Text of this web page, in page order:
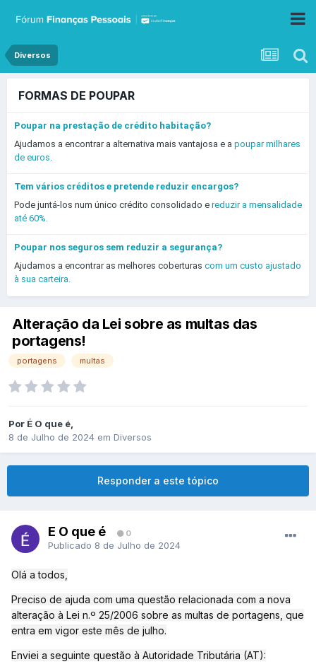
Diversos
FORMAS DE POUPAR
Poupar na prestação de crédito habitação?
Ajudamos a encontrar a alternativa mais vantajosa e a poupar milhares
de euros.
Tem vários créditos e pretende reduzir encargos?
Pode juntá-los num único crédito consolidado e reduzir a mensalidade
até 60%.
Poupar nos seguros sem reduzir a segurança?
Ajudamos a encontrar as melhores coberturas com um custo ajustado
à sua carteira.
Alteração da Lei sobre as multas das
portagens!
portagens multas
Por É O que é,
8 de Julho de 2024 em Diversos
Responder a este tópico
É O que é 0
Publicado 8 de Julho de 2024
Olá a todos,
Preciso de ajuda com uma questão relacionada com a nova
alteração à Lei n.º 25/2006 sobre as multas de portagens, que
entra em vigor este mês de julho.
Enviei a seguinte questão à Autoridade Tributária (AT):